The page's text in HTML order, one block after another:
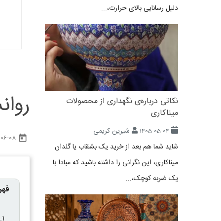
دلیل رسانایی بالای حرارت،...
نکاتی درباره‌ی نگهداری از محصولات
میناکاری
1405-05-04
شیرین کریمی
شاید شما هم بعد از خرید یک بشقاب یا گلدان
میناکاری، این نگرانی را داشته باشید که مبادا با
یک ضربه کوچک،...
today
08